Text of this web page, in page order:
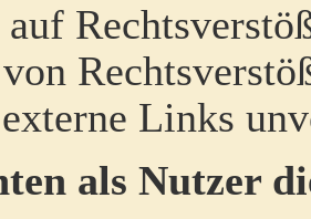
Links
als Nutzer